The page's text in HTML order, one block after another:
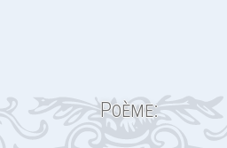
Poème: